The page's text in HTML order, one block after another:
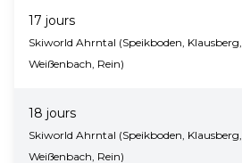
17 jours
Skiworld Ahrntal (Speikboden, Klausberg,
Weißenbach, Rein)
18 jours
Skiworld Ahrntal (Speikboden, Klausberg,
Weißenbach, Rein)